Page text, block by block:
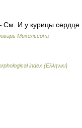
И у курицы сердце
Михельсона
index (Ελληνική